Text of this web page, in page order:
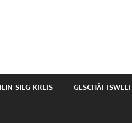
SIEG-KREIS GESCHÄFTSWELT